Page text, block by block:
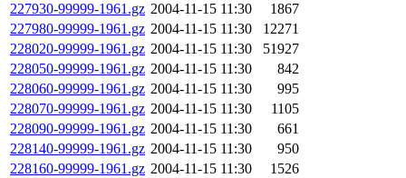
227930-99999-1961.gz 2004-11-15 11:30
1867
227980-99999-1961.gz 2004-11-15 11:30
12271
228020-99999-1961.gz 2004-11-15 11:30
51927
228050-99999-1961.gz 2004-11-15 11:30
842
228060-99999-1961.gz 2004-11-15 11:30
995
228070-99999-1961.gz 2004-11-15 11:30
1105
228090-99999-1961.gz 2004-11-15 11:30
661
228140-99999-1961.gz 2004-11-15 11:30
950
228160-99999-1961.gz 2004-11-15 11:30
1526